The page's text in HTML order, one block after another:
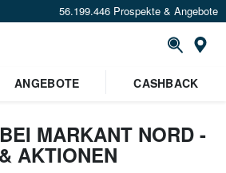
56.199.446 Prospekte & Angebote
Standort festlegen
ANGEBOTE CASHBACK
MARKANT NORD -
AKTIONEN